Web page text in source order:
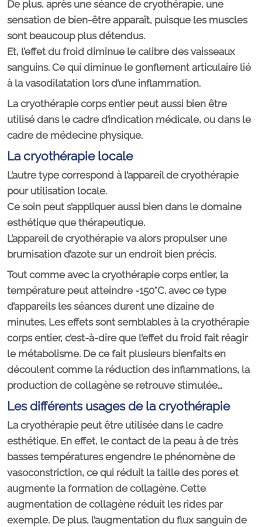
De plus, après une séance de cryothérapie, une
sensation de bien-être apparaît, puisque les muscles
sont beaucoup plus détendus.
Et, l’effet du froid diminue le calibre des vaisseaux
sanguins. Ce qui diminue le gonflement articulaire lié
à la vasodilatation lors d’une inflammation.
La cryothérapie corps entier peut aussi bien être
utilisé dans le cadre d’indication médicale, ou dans le
cadre de médecine physique.
La cryothérapie locale
L’autre type correspond à l’appareil de cryothérapie
pour utilisation locale.
Ce soin peut s’appliquer aussi bien dans le domaine
esthétique que thérapeutique.
L’appareil de cryothérapie va alors propulser une
brumisation d’azote sur un endroit bien précis.
Tout comme avec la cryothérapie corps entier, la
température peut atteindre -150°C. avec ce type
d’appareils les séances durent une dizaine de
minutes. Les effets sont semblables à la cryothérapie
corps entier, c’est-à-dire que l’effet du froid fait réagir
le métabolisme. De ce fait plusieurs bienfaits en
découlent comme la réduction des inflammations, la
production de collagène se retrouve stimulée…
Les différents usages de la cryothérapie
La cryothérapie peut être utilisée dans le cadre
esthétique. En effet, le contact de la peau à de très
basses températures engendre le phénomène de
vasoconstriction, ce qui réduit la taille des pores et
augmente la formation de collagène. Cette
augmentation de collagène réduit les rides par
exemple. De plus, l’augmentation du flux sanguin de